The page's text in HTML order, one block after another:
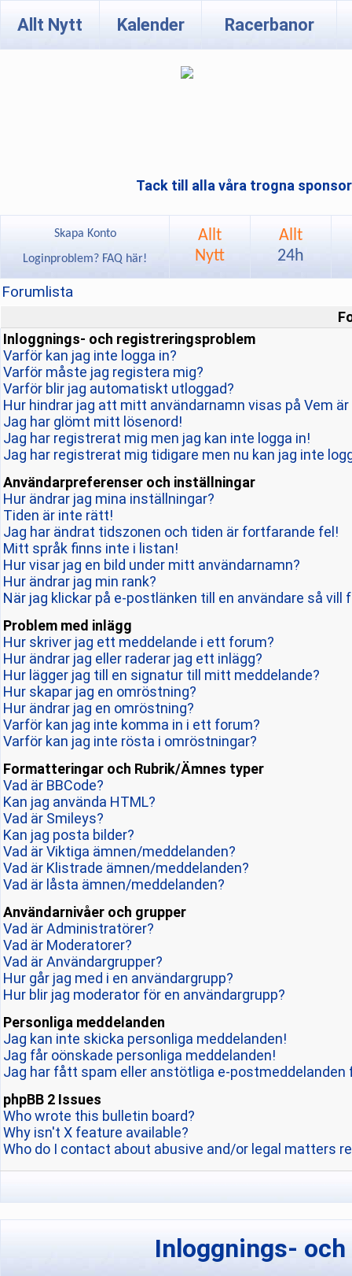
Allt Nytt Kalender Racerbanor
Tack till alla våra trogna
Skapa Konto
Loginproblem? FAQ här!
Allt
Nytt
Allt
24h
Forumlista
Inloggnings- och registreringsproblem
Varför kan jag inte logga in?
Varför måste jag registera mig?
Varför blir jag automatiskt utloggad?
Hur hindrar jag att mitt användarnamn visas på Vem
Jag har glömt mitt lösenord!
Jag har registrerat mig men jag kan inte logga in!
Jag har registrerat mig tidigare men nu kan jag inte
Användarpreferenser och inställningar
Hur ändrar jag mina inställningar?
Tiden är inte rätt!
Jag har ändrat tidszonen och tiden är fortfarande fel!
Mitt språk finns inte i listan!
Hur visar jag en bild under mitt användarnamn?
Hur ändrar jag min rank?
När jag klickar på e-postlänken till en användare så vill
Problem med inlägg
Hur skriver jag ett meddelande i ett forum?
Hur ändrar jag eller raderar jag ett inlägg?
Hur lägger jag till en signatur till mitt meddelande?
Hur skapar jag en omröstning?
Hur ändrar jag en omröstning?
Varför kan jag inte komma in i ett forum?
Varför kan jag inte rösta i omröstningar?
Formatteringar och Rubrik/Ämnes typer
Vad är BBCode?
Kan jag använda HTML?
Vad är Smileys?
Kan jag posta bilder?
Vad är Viktiga ämnen/meddelanden?
Vad är Klistrade ämnen/meddelanden?
Vad är låsta ämnen/meddelanden?
Användarnivåer och grupper
Vad är Administratörer?
Vad är Moderatorer?
Vad är Användargrupper?
Hur går jag med i en användargrupp?
Hur blir jag moderator för en användargrupp?
Personliga meddelanden
Jag kan inte skicka personliga meddelanden!
Jag får oönskade personliga meddelanden!
Jag har fått spam eller anstötliga e-postmeddelanden
phpBB 2 Issues
Who wrote this bulletin board?
Why isn't X feature available?
Who do I contact about abusive and/or legal matters
Inloggnings-